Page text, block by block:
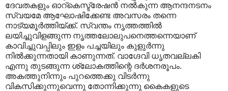
ദേവതകളും ഓറ്കെസ്ട്രേഷന്‍ നല്‍കുന്ന ആനന്ദനടനം
സ്വയമേ ആഘോഷിക്കേണ്ട അവസരം തന്നെ
നാട്യമൂര്‍ത്തിയ്ക്ക്. സ്വന്തം നൃത്തത്തില്‍
ലയിച്ചുവിളങ്ങുന്ന നൃത്തലോലുപനെത്തന്നെയാണ്
കാവിച്ചുവപ്പിലും ഇളം പച്ചയിലും കുളുര്‍ന്നു
നില്‍ക്കുന്നതായി കാണുന്നത്. വാഗ്ദേവി ധൃതവല്ലകി
എന്നു തുടങ്ങുന്ന ശ്ലോകത്തിന്റെ ദര്‍ശനരൂപം.
അകത്തുനിന്നും പുറത്തെക്കു വിടര്‍ന്നു
വികസിക്കുന്നുവെന്നു തോന്നിക്കുന്നു കൈകളുടെ